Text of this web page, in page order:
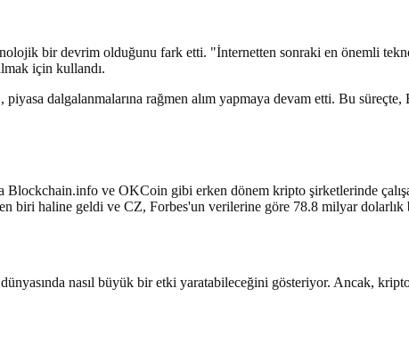
bir devrim olduğunu fark etti. "İnternetten sonraki en önemli
için kullandı.
piyasa dalgalanmalarına rağmen alım yapmaya devam etti. Bu
ve OKCoin gibi erken dönem kripto şirketlerinde
biri haline geldi ve CZ, Forbes'un verilerine göre 78.8 milyar dolarlık
nasıl büyük bir etki yaratabileceğini gösteriyor. Ancak,